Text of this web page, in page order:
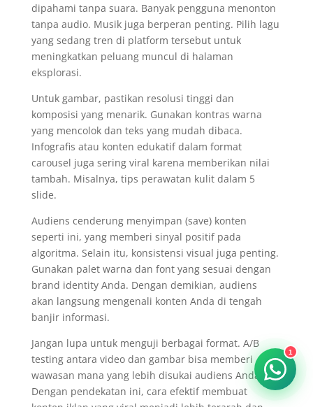
dipahami tanpa suara. Banyak pengguna menonton
tanpa audio. Musik juga berperan penting. Pilih lagu
yang sedang tren di platform tersebut untuk
meningkatkan peluang muncul di halaman
eksplorasi.
Untuk gambar, pastikan resolusi tinggi dan
komposisi yang menarik. Gunakan kontras warna
yang mencolok dan teks yang mudah dibaca.
Infografis atau konten edukatif dalam format
carousel juga sering viral karena memberikan nilai
tambah. Misalnya, tips perawatan kulit dalam 5
slide.
Audiens cenderung menyimpan (save) konten
seperti ini, yang memberi sinyal positif pada
algoritma. Selain itu, konsistensi visual juga penting.
Gunakan palet warna dan font yang sesuai dengan
brand identity Anda. Dengan demikian, audiens
akan langsung mengenali konten Anda di tengah
banjir informasi.
Jangan lupa untuk menguji berbagai format. A/B
testing antara video dan gambar bisa memberi
wawasan mana yang lebih disukai audiens Anda.
Dengan pendekatan ini, cara efektif membuat
1